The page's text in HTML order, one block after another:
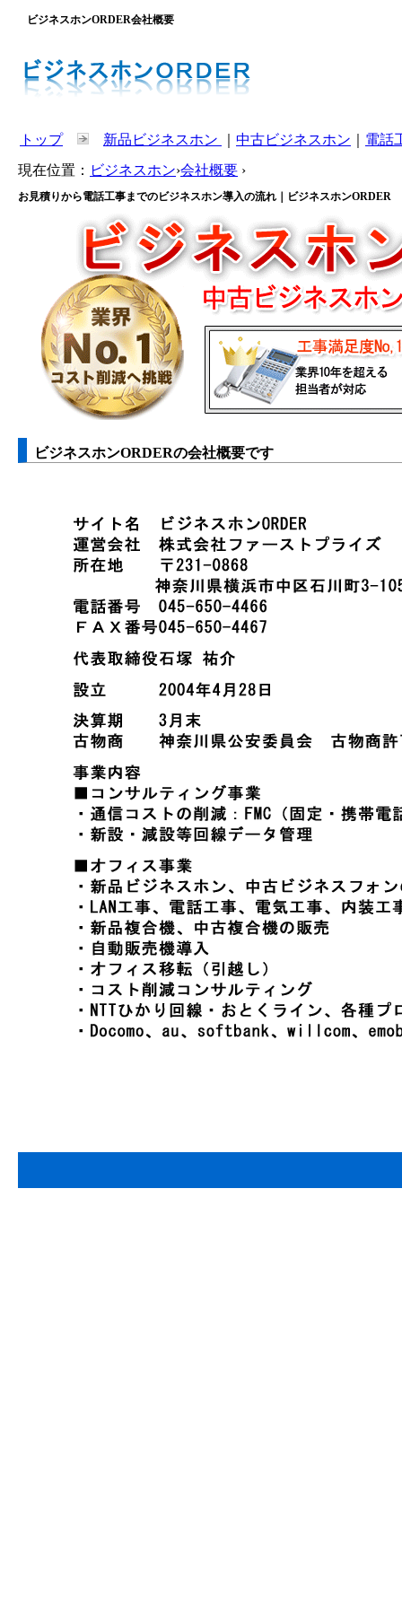
ビジネスホンORDER会社概要
トップ 新品ビジネスホン 中古ビジネスホン
電話
現在位置： ビジネスホン›会社概要 ›
お見積りから電話工事までのビジネスホン導入の流れ｜ビジネスホンORDER
ビジネスホンORDERの会社概要です